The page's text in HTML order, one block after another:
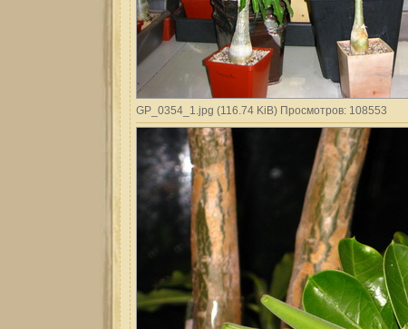
GP_0354_1.jpg (116.74 KiB) Просмотров: 108553